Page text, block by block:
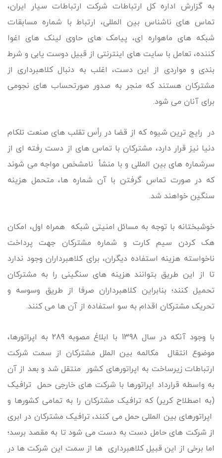
به گزارش اداره کل ارتباطات شرکت ارتباطات سیار ایران،
تماس های ناشناس بین المللی، ارتباط با شماره مسابقات
شبکه های ماهواره ای، پیامک های حاوی لینک های اغوا
کننده، تعامل با سایت های اینترنتی از قبیل دوست یابی و شرط
بندی و مواردی از این دست، اغلب به دنبال کلاهبرداری از
مشترکان هستند که منجر به صدور صورتحساب های نجومی
برای آنان می شود.
در رایج ترین شیوه که از قضا در رأس تقلب های صنعت تلکام
دنیا نیز قرار دارد، مشترکان با تماس های از دست رفته ای از
سرشماره های بین المللی و با منشأ نامشخص مواجه می شوند
که در صورت تماس گرفتن با آن شماره ها، متحمل هزینه
سنگین خواهند شد.
خوشبختانه با توجه به مسائل امنیتی شبکه همراه اول، امکان
هک کردن سیم کارت و شماره مشترکان جهت پرداخت
ناخواسته هزینه استفاده دیگران، برای کلاهبرداران وجود ندارد
تا از این طریق بتوانند هزینه های سنگینی را به مشترکان
تحمیل کنند؛ بنابراین کلاهبرداران صرفا از طریق وسوسه و
تحریک مشترکان اقدام به سو استفاده از آن ها می کنند.
با وجود آنکه در سال 1398 با ابلاغ مصوبه 289 به اپراتورها،
موضوع انتقال مکالمه بین الملل مشترکان از سمت شرکت
ارتباطات زیرساخت به اپراتورهای کشور منتقل شد و بعد از آن
به واسطه قرارداد اپراتورها با شرکت های خارجی حمل ترافیک
(به اصطلاح کریر) که ترافیک مشترکان را به تمامی کشورها و
اپراتورهای بین المللی حمل می کنند، ترافیک مشترکان در ابری
از شرکت های حامل دست به دست می شود تا به مقصد برسد؛
اما برخی از این قبیل کلاهبرداری ها از سمت این شرکت ها در